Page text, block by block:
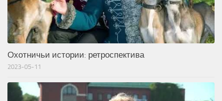
Охотничьи истории: ретроспектива
2023-05-11